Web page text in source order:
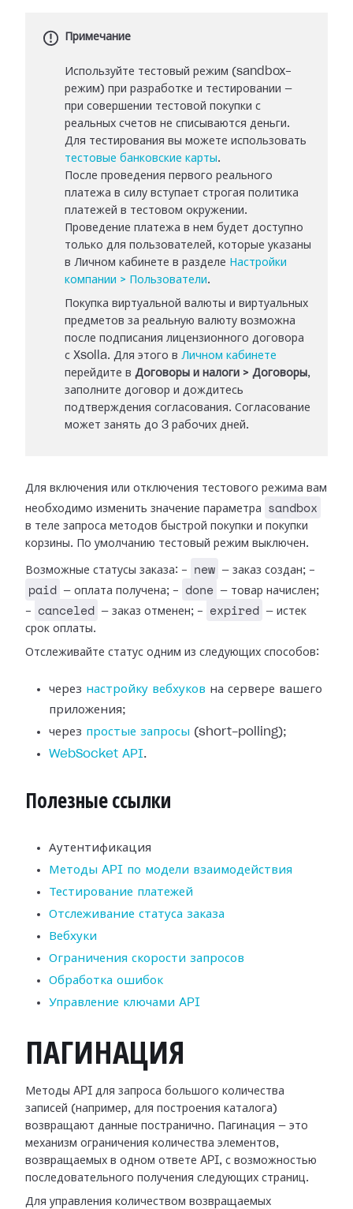
Примечание
Используйте тестовый режим (sandbox-
режим) при разработке и тестировании —
при совершении тестовой покупки с
реальных счетов не списываются деньги.
Для тестирования вы можете использовать
тестовые банковские карты.
После проведения первого реального
платежа в силу вступает строгая политика
платежей в тестовом окружении.
Проведение платежа в нем будет доступно
только для пользователей, которые указаны
в Личном кабинете в разделе Настройки
компании > Пользователи.
Покупка виртуальной валюты и виртуальных
предметов за реальную валюту возможна
после подписания лицензионного договора
с Xsolla. Для этого в Личном кабинете
перейдите в Договоры и налоги > Договоры,
заполните договор и дождитесь
подтверждения согласования. Согласование
может занять до 3 рабочих дней.
Для включения или отключения тестового режима вам
необходимо изменить значение параметра
sandbox
в теле запроса методов быстрой покупки и покупки
корзины. По умолчанию тестовый режим выключен.
Возможные статусы заказа: - new — заказ создан; -
paid — оплата получена; - done — товар начислен;
-
canceled — заказ отменен; - expired — истек
срок оплаты.
Отслеживайте статус одним из следующих способов:
через настройку вебхуков на сервере вашего
приложения;
через простые запросы (short-polling);
WebSocket API.
Полезные ссылки
Аутентификация
Методы API по модели взаимодействия
Тестирование платежей
Отслеживание статуса заказа
Вебхуки
Ограничения скорости запросов
Обработка ошибок
Управление ключами API
ПАГИНАЦИЯ
Методы API для запроса большого количества
записей (например, для построения каталога)
возвращают данные постранично. Пагинация — это
механизм ограничения количества элементов,
возвращаемых в одном ответе API, с возможностью
последовательного получения следующих страниц.
Для управления количеством возвращаемых